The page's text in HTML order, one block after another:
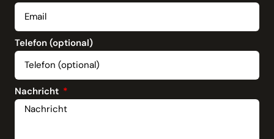
Telefon (optional)
Nachricht